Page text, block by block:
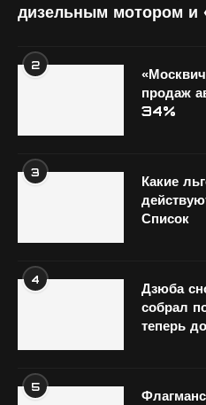
дизельным мотором и
2
продаж
34%
3
Какие
Список
4
Дзюба
собрал
теперь
5